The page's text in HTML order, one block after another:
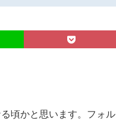
頃かと思います。フォル